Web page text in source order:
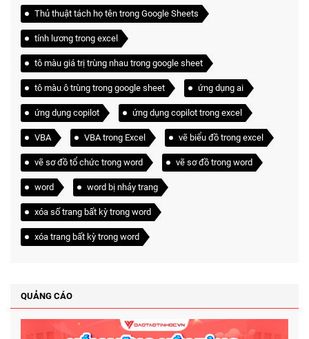
Thủ thuật tách họ tên trong Google Sheets
tính lương trong excel
tô màu giá trị trùng nhau trong google sheet
tô màu ô trùng trong google sheet ứng dụng ai
ứng dụng copilot ứng dụng copilot trong excel
VBA VBA trong Excel vẽ biểu đồ trong excel
vẽ sơ đồ tổ chức trong word vẽ sơ đồ trong word
word word bị nhảy trang
xóa số trang bất kỳ trong word
xóa trang bất kỳ trong word
QUẢNG CÁO